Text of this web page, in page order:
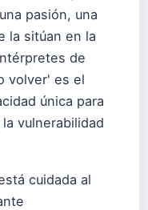
pasión, una
la sitúan en la
de
volver' es el
única para
vulnerabilidad
cuidada al